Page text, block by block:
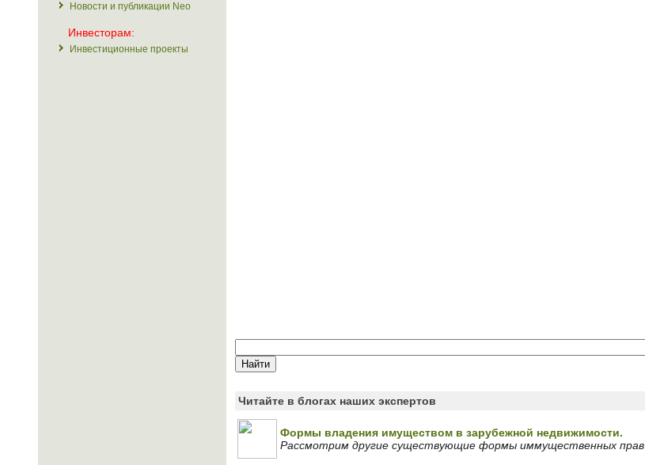
Новости и публикации Neo
Инвесторам:
Инвестиционные проекты
Читайте в блогах наших экспертов
Формы владения имуществом в зарубежной недвижимости.
Рассмотрим другие существующие формы иммущественных прав